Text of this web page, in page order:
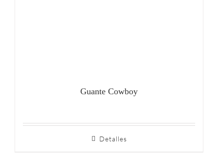
Guante Cowboy
Detalles